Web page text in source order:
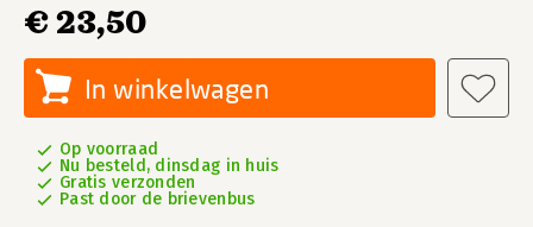
€ 23,50
In winkelwagen
Op voorraad
Nu besteld, dinsdag in huis
Gratis verzonden
Past door de brievenbus